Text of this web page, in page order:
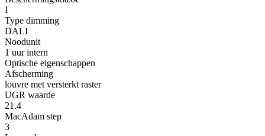
I
Type dimming
DALI
Noodunit
1 uur intern
Optische eigenschappen
Afscherming
louvre met versterkt raster
UGR waarde
21.4
MacAdam step
3